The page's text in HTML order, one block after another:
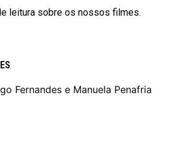
leitura sobre os nossos filmes.
Fernandes e Manuela Penafria